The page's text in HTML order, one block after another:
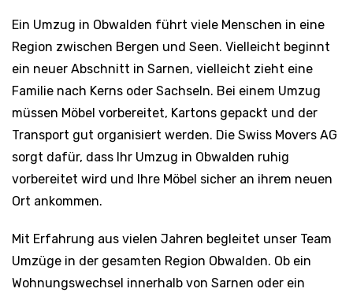
Ein Umzug in Obwalden führt viele Menschen in eine
Region zwischen Bergen und Seen. Vielleicht beginnt
ein neuer Abschnitt in Sarnen, vielleicht zieht eine
Familie nach Kerns oder Sachseln. Bei einem Umzug
müssen Möbel vorbereitet, Kartons gepackt und der
Transport gut organisiert werden. Die Swiss Movers AG
sorgt dafür, dass Ihr Umzug in Obwalden ruhig
vorbereitet wird und Ihre Möbel sicher an ihrem neuen
Ort ankommen.
Mit Erfahrung aus vielen Jahren begleitet unser Team
Umzüge in der gesamten Region Obwalden. Ob ein
Wohnungswechsel innerhalb von Sarnen oder ein